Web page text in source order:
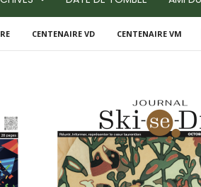
CENTENAIRE VD CENTENAIRE VM